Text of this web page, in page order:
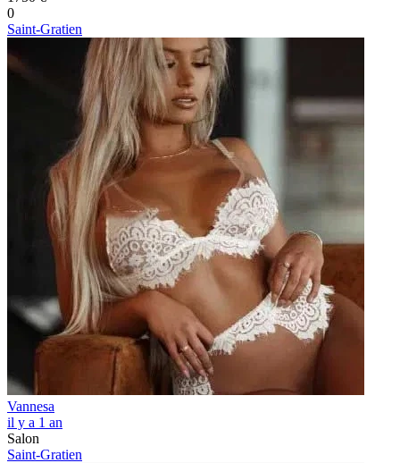
0
Saint-Gratien
Vannesa
il y a 1 an
Salon
Saint-Gratien